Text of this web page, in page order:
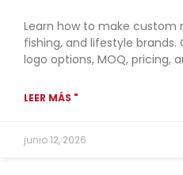
Learn how to make custom
fishing, and lifestyle
logo options, MOQ, pricing,
LEER MÁS "
junio 12, 2026